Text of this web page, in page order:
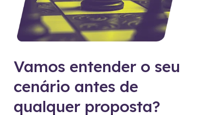
Vamos entender o seu
cenário antes de
qualquer proposta?